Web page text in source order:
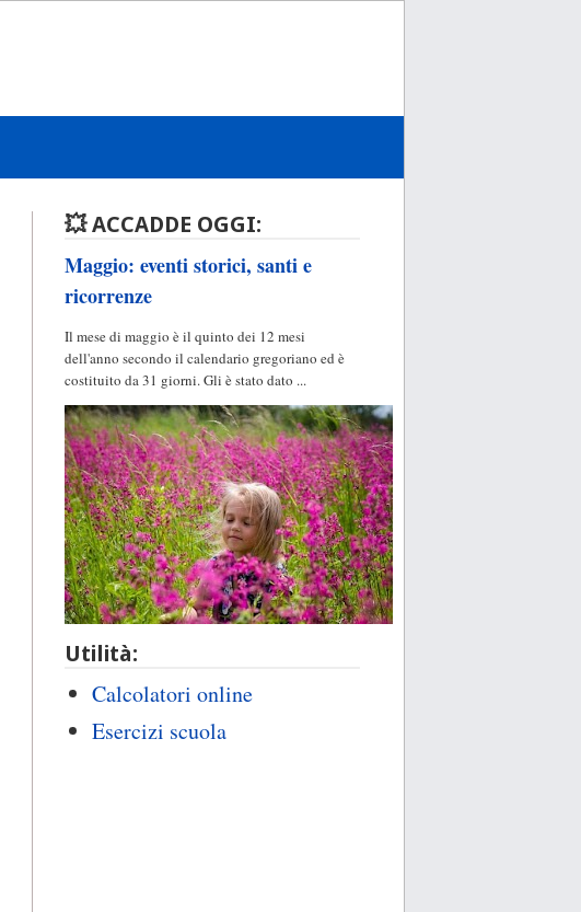
💥 ACCADDE OGGI:
Maggio: eventi storici, santi e
ricorrenze
Il mese di maggio è il quinto dei 12 mesi
dell'anno secondo il calendario gregoriano ed è
costituito da 31 giorni. Gli è stato dato ...
Utilità:
Calcolatori online
Esercizi scuola